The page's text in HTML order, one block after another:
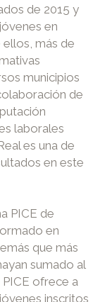
de 2015 y
en
más de
municipios
de
laborales
es una de
en este
PICE de
en
que más
sumado al
ofrece a
inscritos